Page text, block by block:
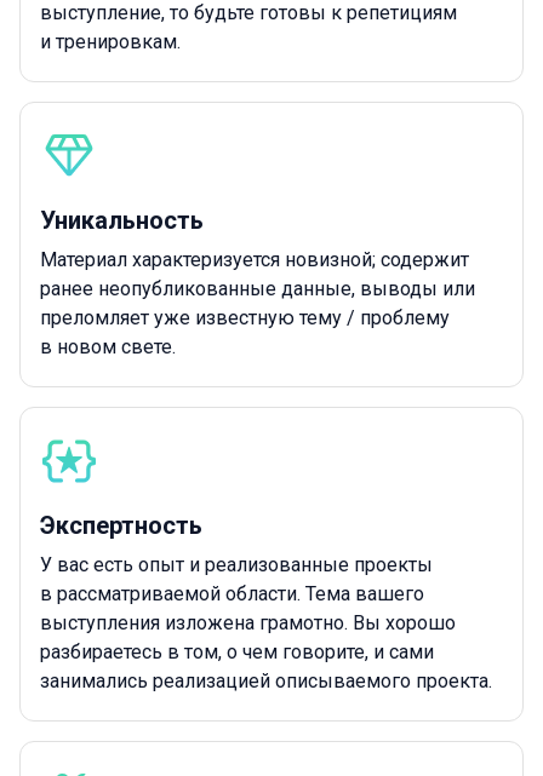
выступление, то будьте готовы к репетициям
и тренировкам.
Уникальность
Материал характеризуется новизной; содержит
ранее неопубликованные данные, выводы или
преломляет уже известную тему / проблему
в новом свете.
Экспертность
У вас есть опыт и реализованные проекты
в рассматриваемой области. Тема вашего
выступления изложена грамотно. Вы хорошо
разбираетесь в том, о чем говорите, и сами
занимались реализацией описываемого проекта.